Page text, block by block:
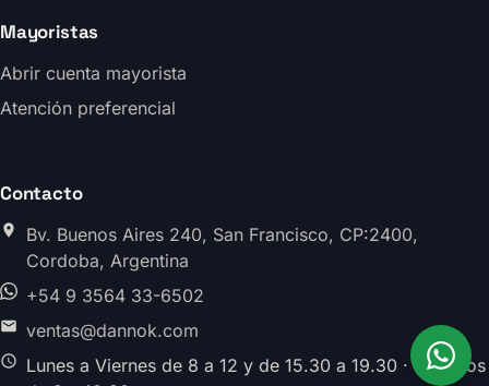
Mayoristas
Abrir cuenta mayorista
Atención preferencial
Contacto
Bv. Buenos Aires 240, San Francisco, CP:2400,
Cordoba, Argentina
+54 9 3564 33-6502
ventas@dannok.com
Lunes a Viernes de 8 a 12 y de 15.30 a 19.30 · Sabados